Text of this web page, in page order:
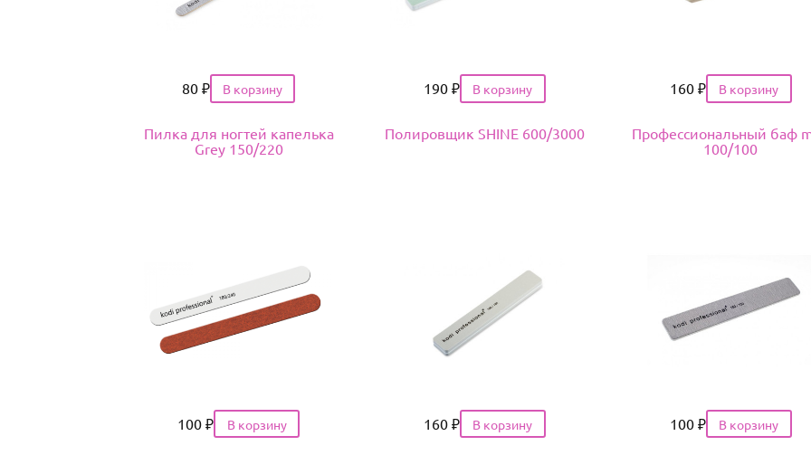
Цена
80 ₽
Пилка для ногтей капелька
Grey 150/220
Цена
190 ₽
Полировщик SHINE 600/3000
Цена
160 ₽
Профессиональный баф
100/100
Цена
100 ₽ Цена
160 ₽ Цена
100 ₽